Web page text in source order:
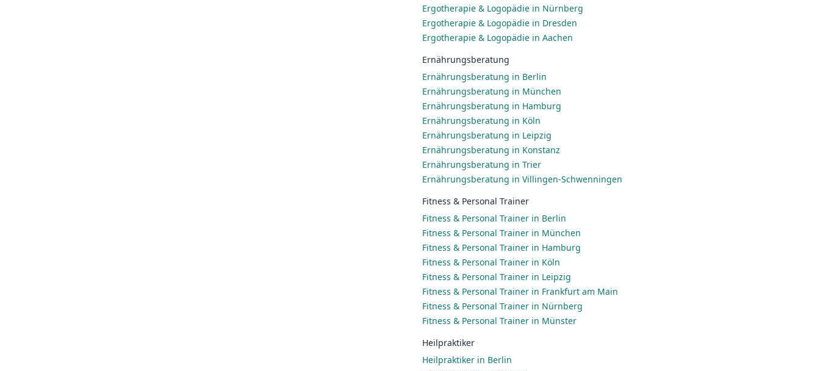
Ergotherapie & Logopädie in Nürnberg
Ergotherapie & Logopädie in Dresden
Ergotherapie & Logopädie in Aachen
Ernährungsberatung
Ernährungsberatung in Berlin
Ernährungsberatung in München
Ernährungsberatung in Hamburg
Ernährungsberatung in Köln
Ernährungsberatung in Leipzig
Ernährungsberatung in Konstanz
Ernährungsberatung in Trier
Ernährungsberatung in Villingen-Schwenningen
Fitness & Personal Trainer
Fitness & Personal Trainer in Berlin
Fitness & Personal Trainer in München
Fitness & Personal Trainer in Hamburg
Fitness & Personal Trainer in Köln
Fitness & Personal Trainer in Leipzig
Fitness & Personal Trainer in Frankfurt am Main
Fitness & Personal Trainer in Nürnberg
Fitness & Personal Trainer in Münster
Heilpraktiker
Heilpraktiker in Berlin